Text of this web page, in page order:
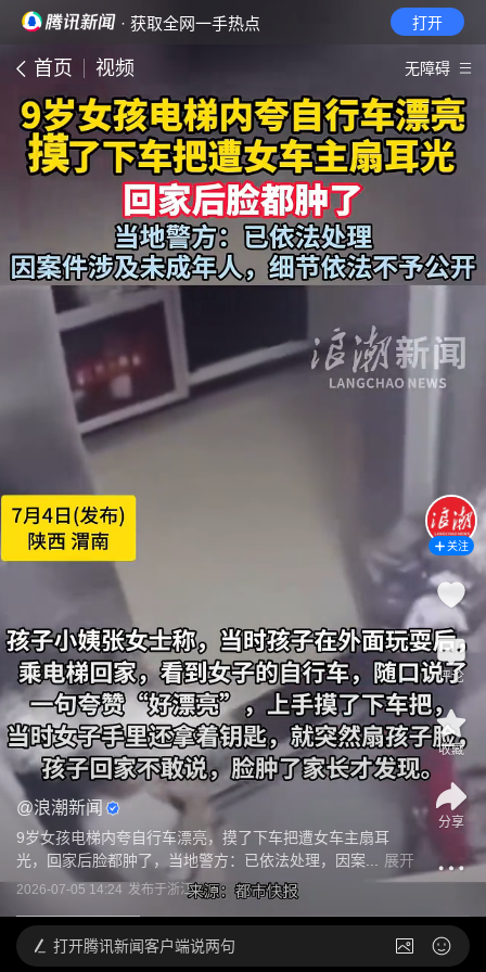
· 获取全网一手热点 打开
首页 视频 无障碍
@浪潮新闻
9岁女孩电梯内夸自行车漂亮，摸了下车把遭女车主扇耳
光，回家后脸都肿了，当地警方：已依法处理，因案...
展开
2026-07-05 14:24 发布于浙江
关注
评论
收藏
分享
打开腾讯新闻客户端说两句